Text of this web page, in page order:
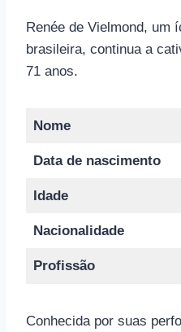
Renée de Vielmond, um
brasileira, continua a
71 anos.
Nome
Data de nascimento
Idade
Nacionalidade
Profissão
Conhecida por suas